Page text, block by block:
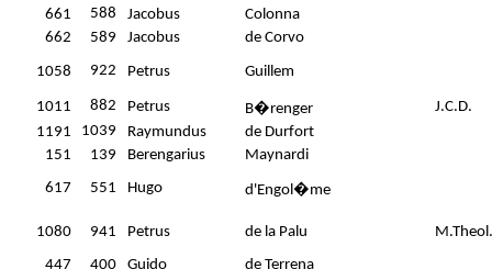
661
588 Jacobus
Colonna
662
589 Jacobus de Corvo
1058 922 Petrus Guillem
1011 882 Petrus B�renger
J.C.D.
1191
1039 Raymundus
de Durfort
151
139 Berengarius
Maynardi
617
551 Hugo d'Engol�me
1080 941 Petrus de la Palu
M.Theol.
447
400 Guido
de Terrena